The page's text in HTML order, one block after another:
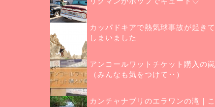
カッパドキアで熱気球事故が起きて
しまいました
アンコールワットチケット購入の罠
（みんなも気をつけて‥）
カンチャナブリのエラワンの滝｜こ